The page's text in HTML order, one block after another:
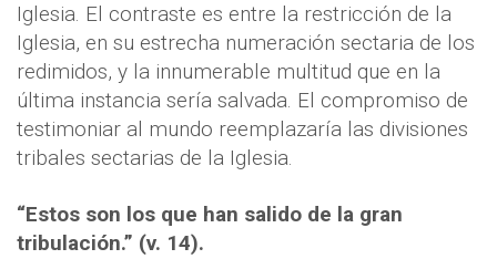
Iglesia. El contraste es entre la restricción de la
Iglesia, en su estrecha numeración sectaria de los
redimidos, y la innumerable multitud que en la
última instancia sería salvada. El compromiso de
testimoniar al mundo reemplazaría las divisiones
tribales sectarias de la Iglesia.
“Estos son los que han salido de la gran
tribulación.” (v. 14).